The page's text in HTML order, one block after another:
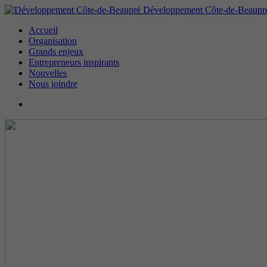
Développement Côte-de-
Accueil
Organisation
Grands enjeux
Entrepreneurs inspirants
Nouvelles
Nous joindre